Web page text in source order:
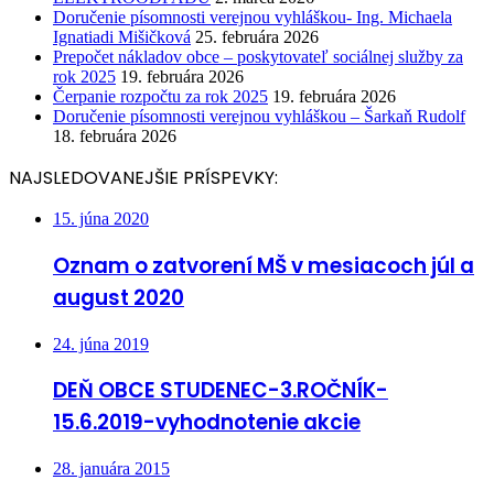
Doručenie písomnosti verejnou vyhláškou- Ing. Michaela
Ignatiadi Mišičková 25. februára 2026
Prepočet nákladov obce – poskytovateľ sociálnej služby za
rok 2025 19. februára 2026
Čerpanie rozpočtu za rok 2025 19. februára 2026
Doručenie písomnosti verejnou vyhláškou – Šarkaň Rudolf
18. februára 2026
NAJSLEDOVANEJŠIE PRÍSPEVKY:
15. júna 2020
Oznam o zatvorení MŠ v mesiacoch júl a
august 2020
24. júna 2019
DEŇ OBCE STUDENEC-3.ROČNÍK-
15.6.2019-vyhodnotenie akcie
28. januára 2015